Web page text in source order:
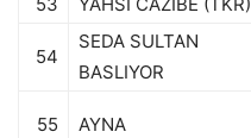
54
SEDA SULTAN
BASLIYOR
55 AYNA